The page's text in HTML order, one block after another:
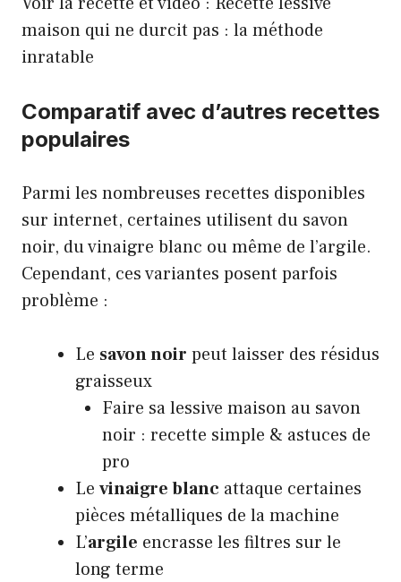
maison qui ne durcit pas : la méthode
inratable
Comparatif avec d’autres recettes
populaires
Parmi les nombreuses recettes disponibles
sur internet, certaines utilisent du savon
noir, du vinaigre blanc ou même de l’argile.
Cependant, ces variantes posent parfois
problème :
Le savon noir peut laisser des résidus
graisseux
Faire sa lessive maison au savon
noir : recette simple & astuces de
pro
Le vinaigre blanc attaque certaines
pièces métalliques de la machine
L’argile encrasse les filtres sur le
long terme